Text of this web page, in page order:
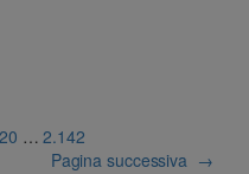
… 2.142
Pagina successiva →